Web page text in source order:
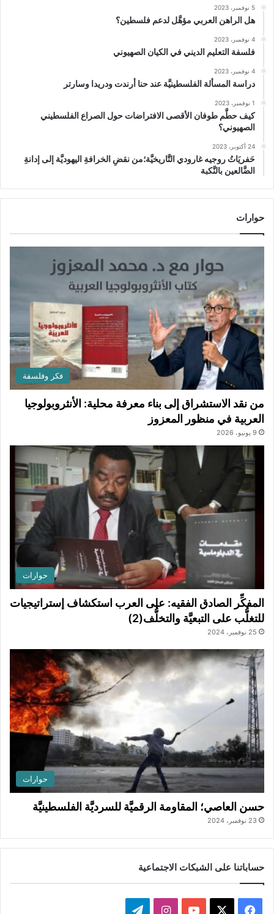
5 نوفمبر، 2023
هل الراهن العربي مؤهَّل لدعم فلسطين؟
4 نوفمبر، 2023
فلسفة التعليم الديني في الكيان الصهيوني
4 نوفمبر، 2023
دراسة المسألة الفلسطينيَّة عند حنا أرندت ودريدا وسارتر
1 نوفمبر، 2023
كيف حطَّم طوفان الأقصى الافتراضات حول الصراع الفلسطيني
الصهيوني؟
24 أكتوبر، 2023
حَفريَاتُ روجيه غارودي التَّاريخيَّة؛من نقضِ الخرافةِ اليهوديَّة إلى إدانةِ
الضَّالعين بالنَّكبة
حوارات
فكر وفلسفة
من نقد الاستشراق إلى بناء معرفة محلية: الأنثروبولوجيا
العربية في منظور المعزوز
9 يونيو، 2026
حوارات
المفكِّر الصادق الفقيه: على العرب استكشاف إستراتيجيات
للتغلُّب على التبعيَّة والتخلُّف(2)
25 نوفمبر، 2024
حوارات
حسن العاصي؛ المقاومة الرقميَّة للسرديَّة الفلسطينيَّة
23 نوفمبر، 2024
حساباتنا على الشبكات الاجتماعية